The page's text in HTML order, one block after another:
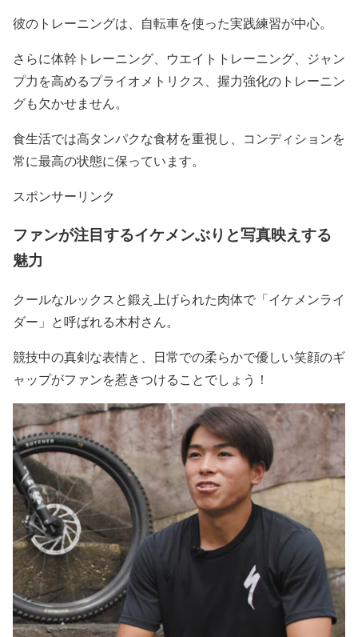
彼のトレーニングは、 自転車を使った実践練習が中心。
さらに体幹トレーニング、 ウエイトトレーニング 、ジャン
プ力を高めるプライオメトリクス、握力強化のトレーニン
グも欠かせません。
食生活では高タンパクな食材を重視 し、コンディションを
常に最高の状態に保っています。
スポンサーリンク
ファンが注目するイケメンぶりと写真映えする
魅力
クールなルックスと鍛え上げられた肉体で 「イケメンライ
ダー」 と呼ばれる木村さん。
競技中の真剣な表情と、 日常での柔らかで優しい笑顔のギ
ャップがファンを惹きつけることでしょう！